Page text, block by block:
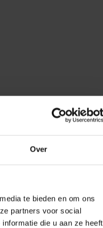
Over
te bieden en om ons
partners voor social
die u aan ze heeft